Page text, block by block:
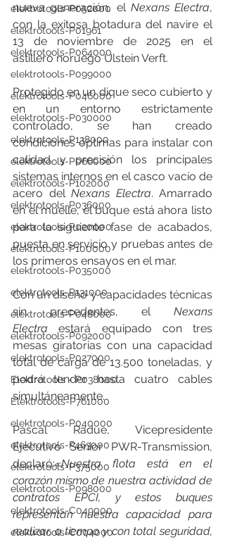
elektrotools-P052000
elektrotools-P01961
elektrotools-P064000
elektrotools-P099000
elektrotools-P046000
elektrotools-P030000
elektrotools-P138000
elektrotools-P066000
elektrotools-P102000
elektrotools-P036000
elektrotools-P020000
elektrotools-P100000
elektrotools-P035000
elektrotools-P131000
elektrotools-P048000
elektrotools-P092000
elektrotools-P027000
Elektrotools - P038000
Elektrotools-P761000
elektrotools-P040000
elektrotools-P463000
elektrotools-P375000
elektrotools-P098000
elektrotools-C049000
elektrotools-C004000
nueva generación, el Nexans Electra,
con la exitosa botadura del navire el
13 de noviembre de 2025 en el
astillero noruego Ulstein Verft.
Protegido en un dique seco cubierto y
en un entorno estrictamente
controlado, se han creado
condiciones óptimas para instalar con
calidad y precisión los principales
sistemas internos en el casco vacío de
acero del Nexans Electra. Amarrado
en el muelle, el buque está ahora listo
para la siguiente fase de acabados,
puesta en servicio y pruebas antes de
los primeros ensayos en el mar.
Con un diseño y capacidades técnicas
sin precedentes, el Nexans
Electra estará equipado con tres
mesas giratorias con una capacidad
total de carga de 13.500 toneladas, y
podrá tender hasta cuatro cables
simultáneamente.
Pascal Radue, Vicepresidente
Ejecutivo Senior PWR-Transmission,
declaró:«Nuestra flota está en el
corazón mismo de nuestra actividad de
contratos EPCI, y estos buques
representan nuestra capacidad para
realizar, a tiempo y con total seguridad,